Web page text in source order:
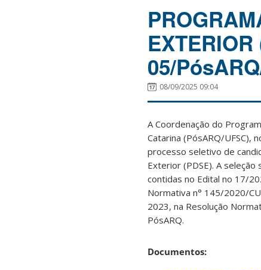
05/
08/09/2025 09:04
A Coordenação do
Catarina (PósARQ/
processo seletivo de
Exterior (PDSE). A
contidas no Edital no 17/
Normativa n° 145/2020/
2023, na Resolução
PósARQ.
Documentos: